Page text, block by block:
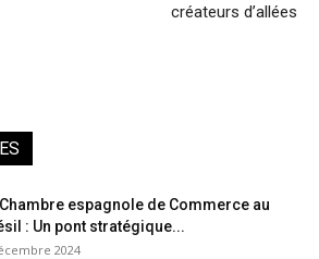
créateurs d’allées
espagnole de Commerce au
: Un pont stratégique...
2024